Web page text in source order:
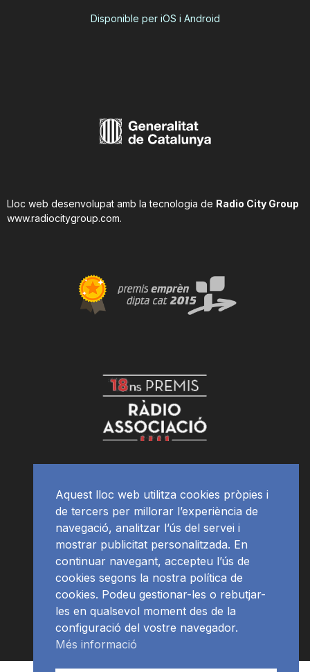
Disponible per iOS i Android
Lloc web desenvolupat amb la tecnologia de Radio City Group
www.radiocitygroup.com.
Aquest lloc web utilitza cookies pròpies i
de tercers per millorar l’experiència de
navegació, analitzar l’ús del servei i
mostrar publicitat personalitzada. En
continuar navegant, accepteu l’ús de
cookies segons la nostra política de
cookies. Podeu gestionar-les o rebutjar-
les en qualsevol moment des de la
configuració del vostre navegador.
Més informació